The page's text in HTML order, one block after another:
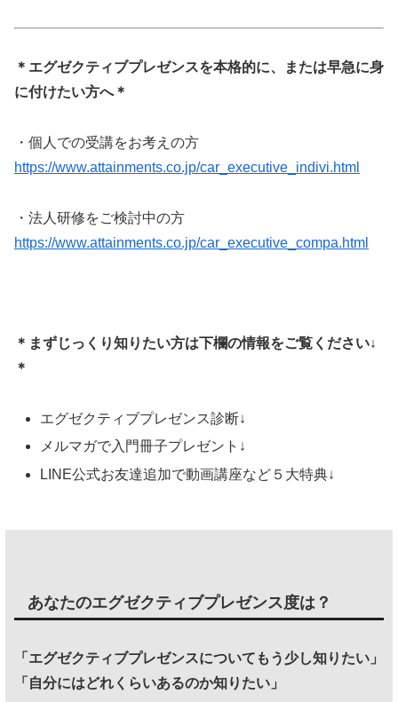
＊エグゼクティブプレゼンスを本格的に、または早急に身
に付けたい方へ＊
・個人での受講をお考えの方
https://www.attainments.co.jp/car_executive_indivi.html
・法人研修をご検討中の方
https://www.attainments.co.jp/car_executive_compa.html
＊まずじっくり知りたい方は下欄の情報をご覧ください↓
＊
エグゼクティブプレゼンス診断↓
メルマガで入門冊子プレゼント↓
LINE公式お友達追加で動画講座など５大特典↓
あなたのエグゼクティブプレゼンス度は？
「エグゼクティブプレゼンスについてもう少し知りたい」
「自分にはどれくらいあるのか知りたい」